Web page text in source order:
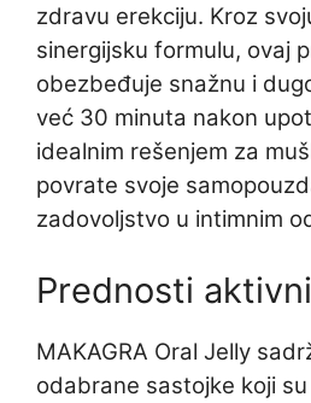
zdravu erekciju. Kroz
sinergijsku formulu, ovaj
obezbeđuje snažnu i
već 30 minuta nakon
idealnim rešenjem za
povrate svoje
zadovoljstvo u intimnim
Prednosti
MAKAGRA Oral Jelly
odabrane sastojke koji